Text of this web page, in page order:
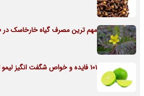
مهم ترین مصرف گیاه خارخاسک
101 فایده و خواص شگفت انگیز لیمو ترش